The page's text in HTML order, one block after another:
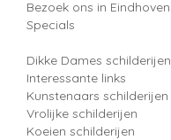
Bezoek ons in Eindhoven
Specials
Dikke Dames schilderijen
Interessante links
Kunstenaars schilderijen
Vrolijke schilderijen
Koeien schilderijen